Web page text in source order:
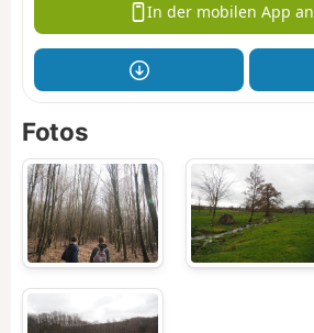
In der mobilen App
Fotos